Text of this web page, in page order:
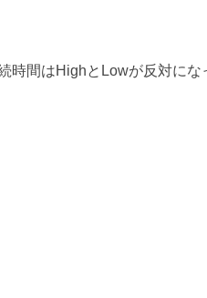
時間はHighとLowが反対に